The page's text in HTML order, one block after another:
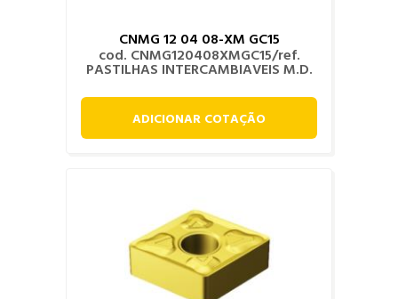
CNMG 12 04 08-XM GC15
cod. CNMG120408XMGC15/ref.
PASTILHAS INTERCAMBIAVEIS M.D.
ADICIONAR COTAÇÃO